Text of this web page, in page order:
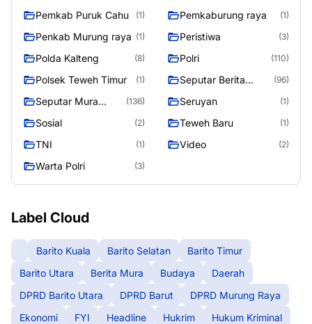
Pemkab Puruk Cahu (1) Pemkaburung raya (1)
Penkab Murung raya (1) Peristiwa (3)
Polda Kalteng (8) Polri (110)
Polsek Teweh Timur (1)
Seputar Berita
(96)
Seputar Mura
(136) Seruyan (1)
Sosial (2) Teweh Baru (1)
TNI (1) Video (2)
Warta Polri (3)
Label Cloud
Barito Kuala Barito Selatan
Barito Timur
Barito Utara
Berita Mura Budaya
Daerah
DPRD Barito Utara
DPRD Barut
DPRD Murung Raya
Ekonomi
FYI Headline Hukrim
Hukum Kriminal